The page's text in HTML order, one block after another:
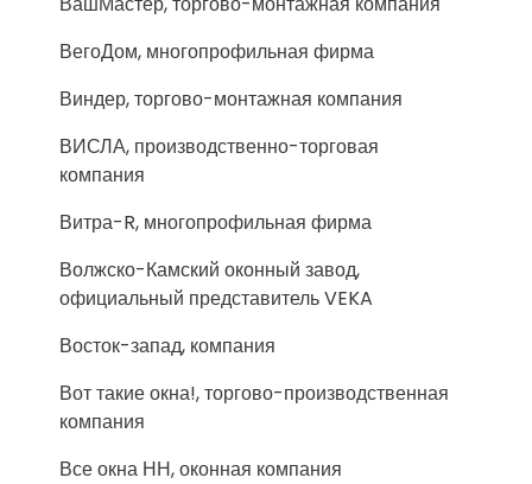
ВегоДом, многопрофильная фирма
Виндер, торгово-монтажная компания
ВИСЛА, производственно-торговая
компания
Витра-R, многопрофильная фирма
Волжско-Камский оконный завод,
официальный представитель VEKA
Восток-запад, компания
Вот такие окна!, торгово-производственная
компания
Все окна НН, оконная компания